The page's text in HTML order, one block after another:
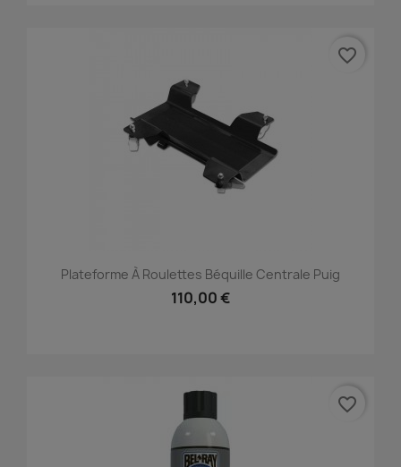
Plateforme À Roulettes Béquille Centrale Puig
110,00 €
favorite_border
favorite_border